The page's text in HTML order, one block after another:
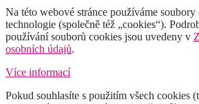
Na této webové stránce používáme soubory
technologie (společně též „cookies“).
používání souborů cookies jsou uvedeny v
osobních údajů.
Více informací
Pokud souhlasíte s použitím všech cookies